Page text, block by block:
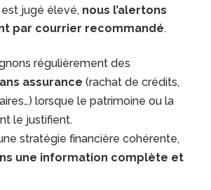
jugé élevé, nous l’alertons
par courrier recommandé.
régulièrement des
assurance (rachat de crédits,
lorsque le patrimoine ou la
le justifient.
stratégie financière cohérente,
une information complète et